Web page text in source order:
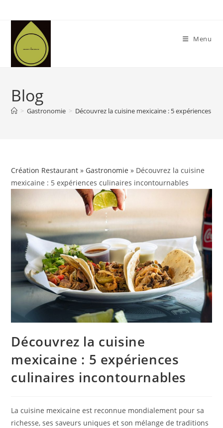
content
Menu
Blog
> Gastronomie > Découvrez la cuisine mexicaine : 5 expériences
Création Restaurant » Gastronomie » Découvrez la cuisine
mexicaine : 5 expériences culinaires incontournables
Découvrez la cuisine
mexicaine : 5 expériences
culinaires incontournables
La cuisine mexicaine est reconnue mondialement pour sa
richesse, ses saveurs uniques et son mélange de traditions